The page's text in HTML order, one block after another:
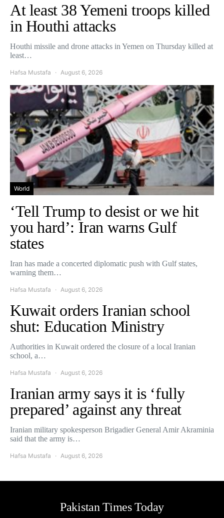
At least 38 Yemeni troops killed
in Houthi attacks
Houthi missile and drone attacks in Yemen on Thursday killed at
least…
Hafsa Mustafa August 6, 2026
World
‘Tell Trump to desist or we hit
you hard’: Iran warns Gulf
states
Iran has made a concerted diplomatic push with Gulf states,
warning them…
Hafsa Mustafa August 6, 2026
Kuwait orders Iranian school
shut: Education Ministry
Authorities in Kuwait ordered the closure of a local Iranian
school, a…
Hafsa Mustafa August 6, 2026
Iranian army says it is ‘fully
prepared’ against any threat
Iranian military spokesperson Brigadier General Amir Akraminia
said that the army is…
Hafsa Mustafa August 6, 2026
Pakistan Times Today